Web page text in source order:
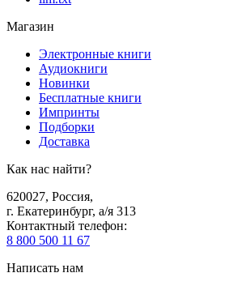
Магазин
Электронные книги
Аудиокниги
Новинки
Бесплатные книги
Импринты
Подборки
Доставка
Как нас найти?
620027, Россия,
г. Екатеринбург, а/я 313
Контактный телефон:
8 800 500 11 67
Написать нам